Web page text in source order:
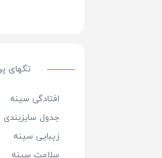
تگ‎های پربازدید وبلاگ
افتادگی سینه
جدول سایزبندی
زیبایی سینه
سلامت سینه